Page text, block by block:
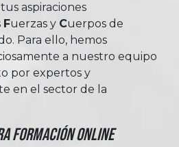
aspiraciones
Fuerzas y Cuerpos de
. Para ello, hemos
a nuestro equipo
por expertos y
en el sector de la
formación online